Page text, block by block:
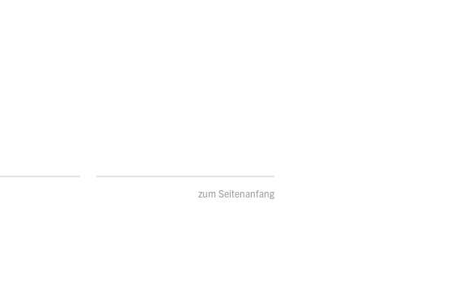
zum Seitenanfang